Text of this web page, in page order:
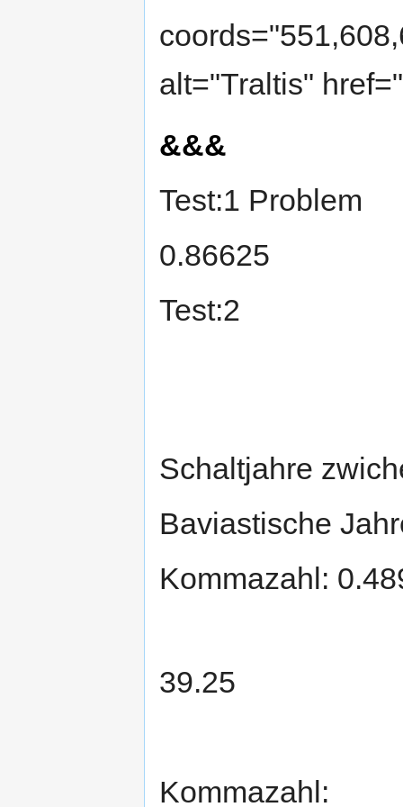
alt="Traltis"
&&&
Test:1 Problem
0.86625
Test:2
Schaltjahre
Baviastische
Kommazahl:
39.25
Kommazahl: